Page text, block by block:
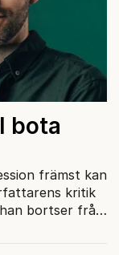
bota
främst kan
kritik
bortser från